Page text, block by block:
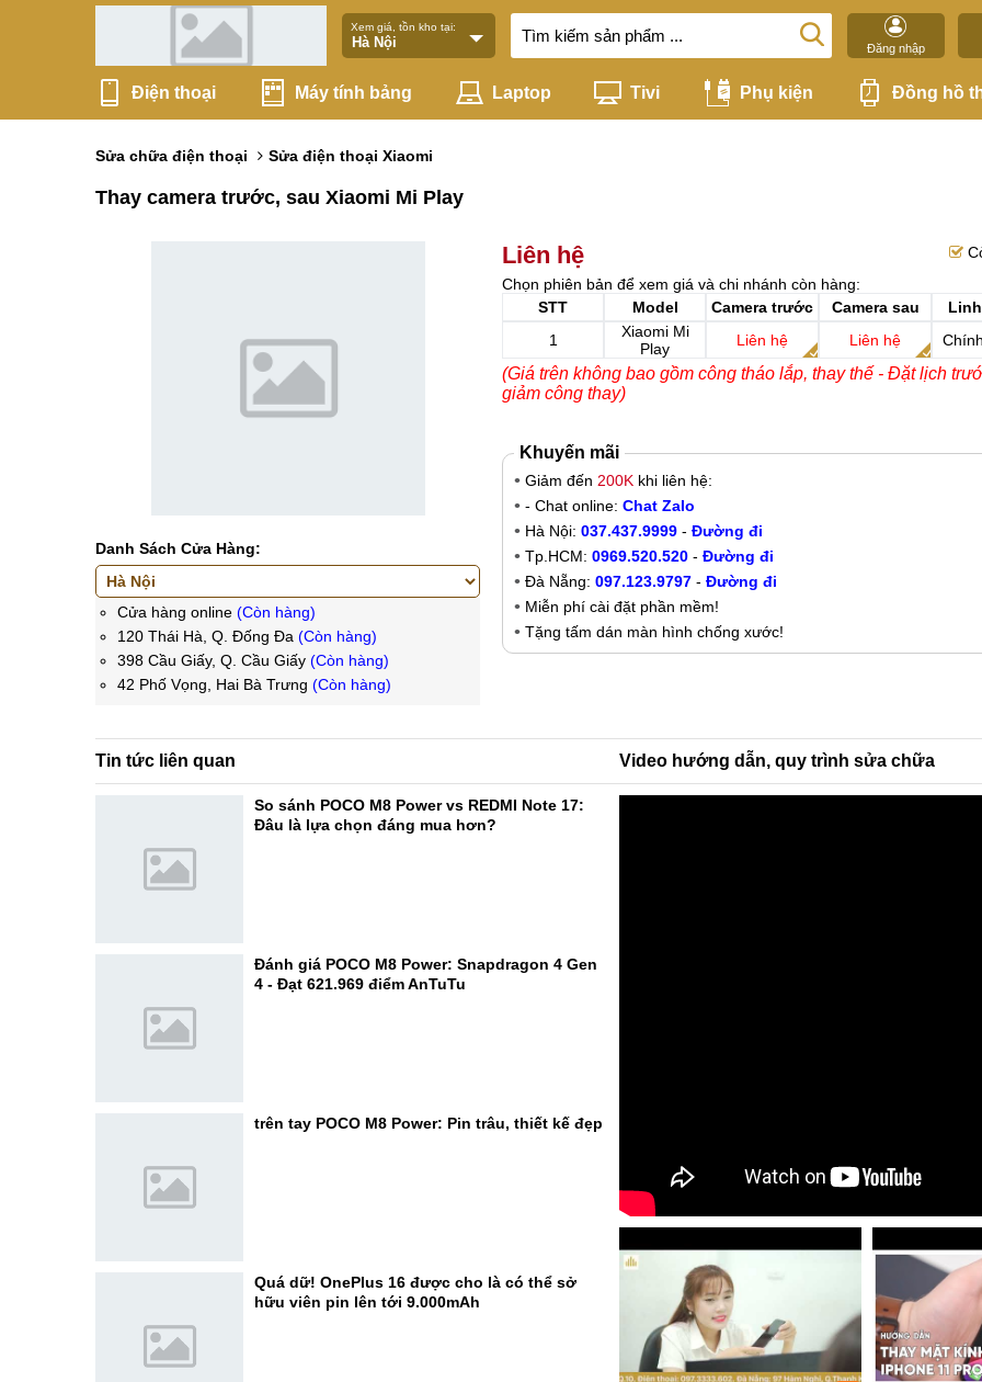
Xem giá, tồn kho tại:
Đăng nhập
Điện thoại Máy tính bảng Laptop Tivi Phụ kiện Đồng hồ
Sửa chữa điện thoại Sửa điện thoại Xiaomi
Thay camera trước, sau Xiaomi Mi Play
Danh Sách Cửa Hàng:
Cửa hàng online (Còn hàng)
120 Thái Hà, Q. Đống Đa (Còn hàng)
398 Cầu Giấy, Q. Cầu Giấy (Còn hàng)
42 Phố Vọng, Hai Bà Trưng (Còn hàng)
Liên hệ
Chọn phiên bản để xem giá và chi nhánh còn hàng:
STT
Model Camera trước Camera sau
1
Xiaomi Mi
Play
Liên hệ Liên hệ
(Giá trên không bao gồm công tháo lắp, thay thế - Đặt lịch
giảm công thay)
Khuyến mãi
Giảm đến 200K khi liên hệ:
- Chat online: Chat Zalo
Hà Nội: 037.437.9999 - Đường đi
Tp.HCM: 0969.520.520 - Đường đi
Đà Nẵng: 097.123.9797 - Đường đi
Miễn phí cài đặt phần mềm!
Tặng tấm dán màn hình chống xước!
Tin tức liên quan
So sánh POCO M8 Power vs REDMI Note 17:
Đâu là lựa chọn đáng mua hơn?
Đánh giá POCO M8 Power: Snapdragon 4 Gen
4 - Đạt 621.969 điểm AnTuTu
trên tay POCO M8 Power: Pin trâu, thiết kế đẹp
Quá dữ! OnePlus 16 được cho là có thể sở
hữu viên pin lên tới 9.000mAh
Video hướng dẫn, quy trình sửa chữa